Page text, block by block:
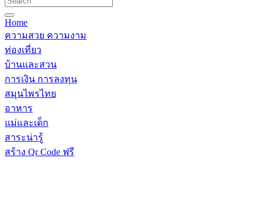
Home
ความสวย ความงาม
ท่องเที่ยว
บ้านและสวน
การเงิน การลงทุน
สมุนไพรไทย
อาหาร
แม่และเด็ก
สาระน่ารู้
สร้าง Qr Code ฟรี